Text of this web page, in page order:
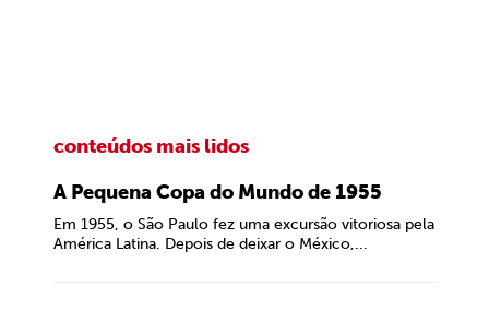
conteúdos mais lidos
A Pequena Copa do Mundo de 1955
Em 1955, o São Paulo fez uma excursão vitoriosa pela
América Latina. Depois de deixar o México,...